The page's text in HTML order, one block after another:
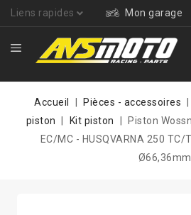
Liens rapides Mon garage
Accueil Pièces - accessoires
piston
Kit piston
Piston
EC/MC - HUSQVARNA 250 TC/
Ø66,36mm